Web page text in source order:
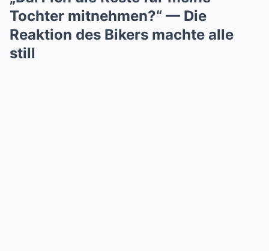
Tochter mitnehmen?“ — Die
Reaktion des Bikers machte alle
still